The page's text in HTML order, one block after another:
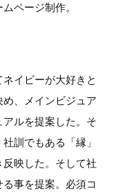
ページ制作。
イビーが大好きと
、メインビジュア
ルを提案した。そ
訓でもある「縁」
映した。そして社
事を提案。必須コ